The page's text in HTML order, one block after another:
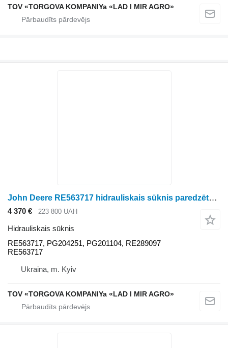
TOV «TORGOVA KOMPANIYa «LAD I MIR AGRO»
John Deere RE563717 hidrauliskais sūknis paredzēts John Deere riteņtraktora
4 370 € 223 800 UAH
Hidrauliskais sūknis
RE563717, PG204251, PG201104, RE289097
RE563717
Ukraina, m. Kyiv
TOV «TORGOVA KOMPANIYa «LAD I MIR AGRO»